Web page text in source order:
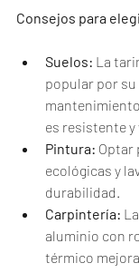
Consejos para
Suelos: La
popular por su
es resistente y
Pintura: Optar
ecológicas y
durabilidad.
Carpintería:
aluminio con
térmico